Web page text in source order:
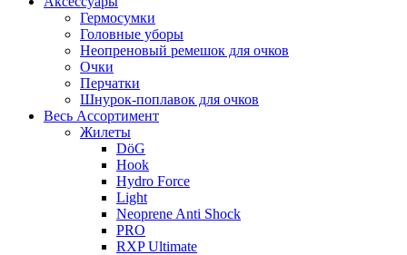
Гермосумки
Головные уборы
Неопреновый ремешок для очков
Очки
Перчатки
Шнурок-поплавок для очков
Весь Ассортимент
Жилеты
DöG
Hook
Hydro Force
Light
Neoprene Anti Shock
PRO
RXP Ultimate